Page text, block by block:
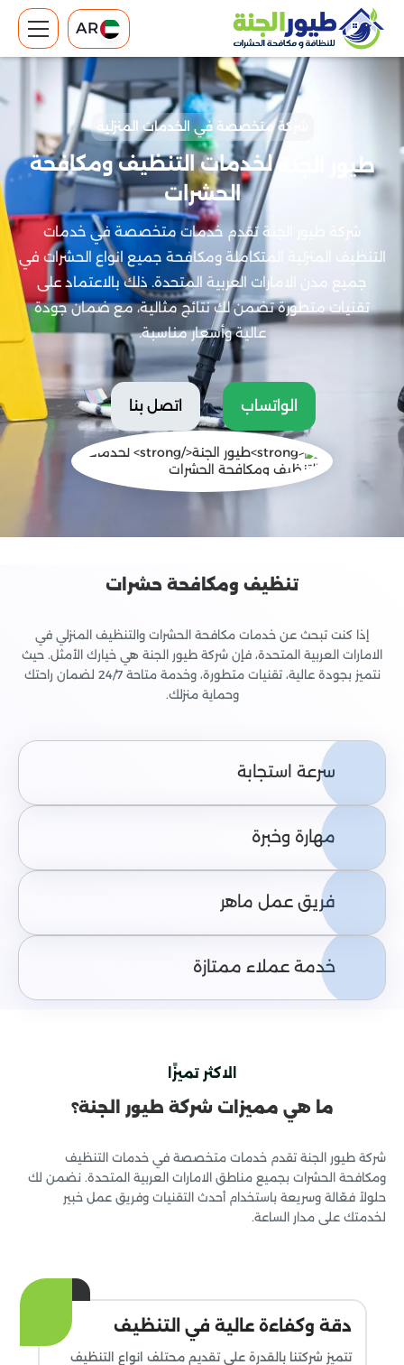
AR
شركة متخصصة في الخدمات المنزلية
طيور الجنةلخدمات التنظيف ومكافحة
الحشرات
شركة طيور الجنة تقدم خدمات متخصصة في خدمات
التنظيف المنزلية المتكاملة ومكافحة جميع انواع الحشرات في
جميع مدن الامارات العربية المتحدة. ذلك بالاعتماد على
تقنيات متطورة تضمن لك نتائج مثالية، مع ضمان جودة
عالية وأسعار مناسبة.
الواتساب اتصل بنا
تنظيف ومكافحة حشرات
إذا كنت تبحث عن خدمات مكافحة الحشرات والتنظيف المنزلي في
الامارات العربية المتحدة، فإن شركة طيور الجنة هي خيارك الأمثل. حيث
نتميز بجودة عالية، تقنيات متطورة، وخدمة متاحة 24/7 لضمان راحتك
وحماية منزلك.
سرعة استجابة
مهارة وخبرة
فريق عمل ماهر
خدمة عملاء ممتازة
الاكثر تميزًا
ما هي مميزات شركة طيور الجنة؟
شركة طيور الجنة تقدم خدمات متخصصة في خدمات التنظيف
ومكافحة الحشرات بجميع مناطق الامارات العربية المتحدة. نضمن لك
حلولاً فعّالة وسريعة باستخدام أحدث التقنيات وفريق عمل خبير
لخدمتك على مدار الساعة.
دقة وكفاءة عالية في التنظيف
تتميز شركتنا بالقدرة على تقديم محتلف انواع التنظيف